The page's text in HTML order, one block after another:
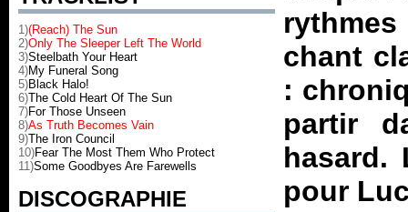
1)(Reach) The Sun
2)Only The Sleeper Left The World
3)Steelbath Your Heart
4)My Funeral Song
5)Black Halo!
6)The Cold Heart Of The Sun
7)For Those Unseen
8)As Truth Becomes Vain
9)The Iron Council
10)Fear The Most Them Who Protect
11)Some Goodbyes Are Farewells
DISCOGRAPHIE
chant
:
partir
pour